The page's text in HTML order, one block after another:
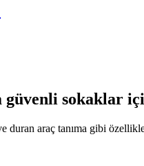
sokaklar
araç tanıma gibi